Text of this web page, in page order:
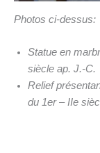
Photos ci-dessus:
Statue en
siècle ap. J.-C.
Relief
du 1er – IIe